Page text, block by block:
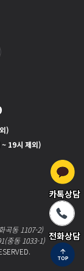
)
19시 제외)
곡동 1107-2)
중동 1033-1)
카톡상담
전화상담